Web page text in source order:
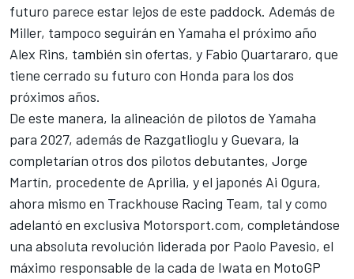
futuro parece estar lejos de este paddock. Además de
Miller, tampoco seguirán en Yamaha el próximo año
Alex Rins, también sin ofertas, y Fabio Quartararo, que
tiene cerrado su futuro con Honda para los dos
próximos años.
De este manera, la alineación de pilotos de Yamaha
para 2027, además de Razgatlioglu y Guevara, la
completarían otros dos pilotos debutantes, Jorge
Martín, procedente de Aprilia, y el japonés Ai Ogura,
ahora mismo en Trackhouse Racing Team, tal y como
adelantó en exclusiva Motorsport.com, completándose
una absoluta revolución liderada por Paolo Pavesio, el
máximo responsable de la cada de Iwata en MotoGP